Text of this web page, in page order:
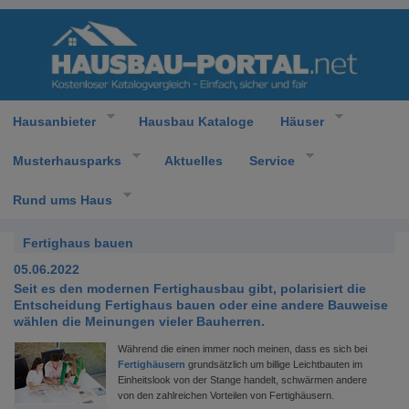
Hausanbieter Hausbau Kataloge Häuser
Musterhausparks Aktuelles Service
Rund ums Haus
Fertighaus bauen
05.06.2022
Seit es den modernen Fertighausbau gibt, polarisiert die
Entscheidung Fertighaus bauen oder eine andere Bauweise
wählen die Meinungen vieler Bauherren.
Während die einen immer noch meinen, dass es sich bei
Fertighäusern grundsätzlich um billige Leichtbauten im
Einheitslook von der Stange handelt, schwärmen andere
von den zahlreichen Vorteilen von Fertighäusern.